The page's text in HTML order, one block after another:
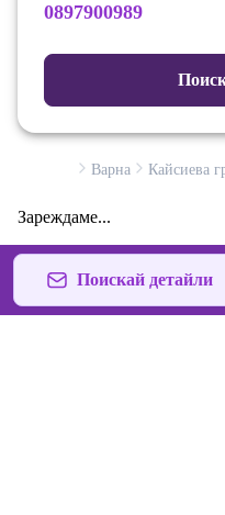
0897900989
Варна Кайсиева
Зареждаме...
Поискай детайли